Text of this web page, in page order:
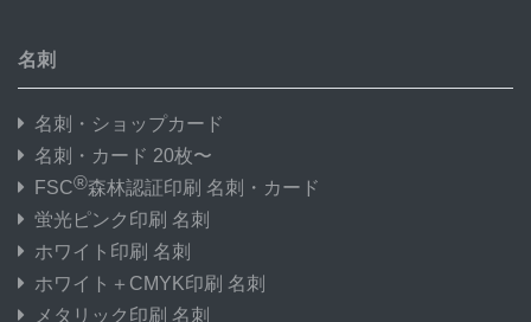
名刺
名刺・ショップカード
名刺・カード 20枚〜
FSC®森林認証印刷 名刺・カード
蛍光ピンク印刷 名刺
ホワイト印刷 名刺
ホワイト＋CMYK印刷 名刺
メタリック印刷 名刺